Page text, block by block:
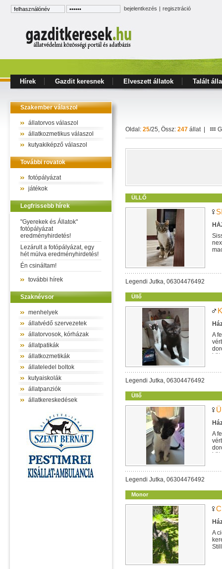
bejelentkezés | regisztráció
Hírek Gazdit keresnek Elveszett állatok Talált
Szakember válaszol
állatorvos válaszol
állatkozmetikus válaszol
kutyakiképző válaszol
További rovatok
fotópályázat
játékok
Legfrissebb hírek
"Gyerekek és Állatok"
fotópályázat
eredményhirdetés!
Lezárult a fotópályázat, egy
hét múlva eredményhirdetés!
Én csináltam!
további hírek
Szaknévsor
menhelyek
állatvédő szervezetek
állatorvosok, kórházak
állatpatikák
állatkozmetikák
állateledel boltok
kutyaiskolák
állatpanziók
állatkereskedések
Oldal: 25/25, Össz: 247 állat |
ÜLLŐ
Legendi Jutka, 06304476492
Üllő
A
Legendi Jutka, 06304476492
Üllő
A
Legendi Jutka, 06304476492
Monor
A